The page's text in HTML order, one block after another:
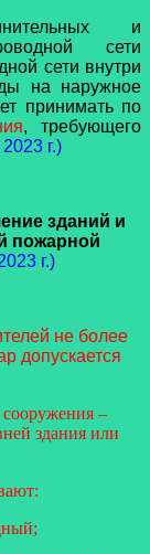
и
сети
сети внутри
на наружное
принимать по
, требующего
г.)
зданий и
пожарной
г.)
не более
допускается
–
здания или